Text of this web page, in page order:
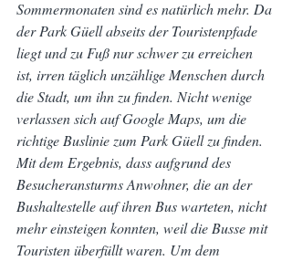
Sommermonaten sind es natürlich mehr. Da
der Park Güell abseits der Touristenpfade
liegt und zu Fuß nur schwer zu erreichen
ist, irren täglich unzählige Menschen durch
die Stadt, um ihn zu finden. Nicht wenige
verlassen sich auf Google Maps, um die
richtige Buslinie zum Park Güell zu finden.
Mit dem Ergebnis, dass aufgrund des
Besucheransturms Anwohner, die an der
Bushaltestelle auf ihren Bus warteten, nicht
mehr einsteigen konnten, weil die Busse mit
Touristen überfüllt waren. Um dem